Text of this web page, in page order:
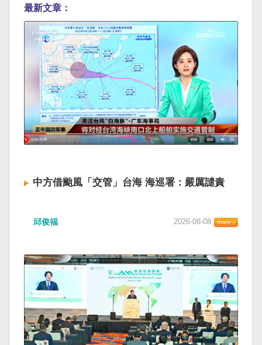
最新文章：
中方借颱風「交管」台海 海巡署：嚴厲譴責
邱俊福 2026-08-08